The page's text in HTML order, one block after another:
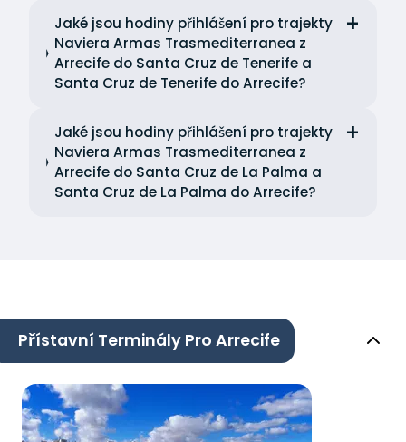
Jaké jsou hodiny přihlášení pro trajekty
Naviera Armas Trasmediterranea z
Arrecife do Santa Cruz de Tenerife a
Santa Cruz de Tenerife do Arrecife?
Jaké jsou hodiny přihlášení pro trajekty
Naviera Armas Trasmediterranea z
Arrecife do Santa Cruz de La Palma a
Santa Cruz de La Palma do Arrecife?
Přístavní Terminály Pro Arrecife